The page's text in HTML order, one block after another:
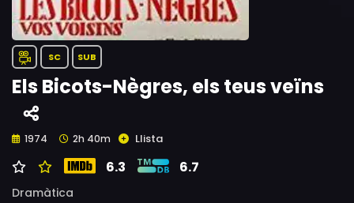
SC SUB
Els Bicots-Nègres, els teus veïns
1974 2h 40m Llista
6.3 6.7
Dramàtica